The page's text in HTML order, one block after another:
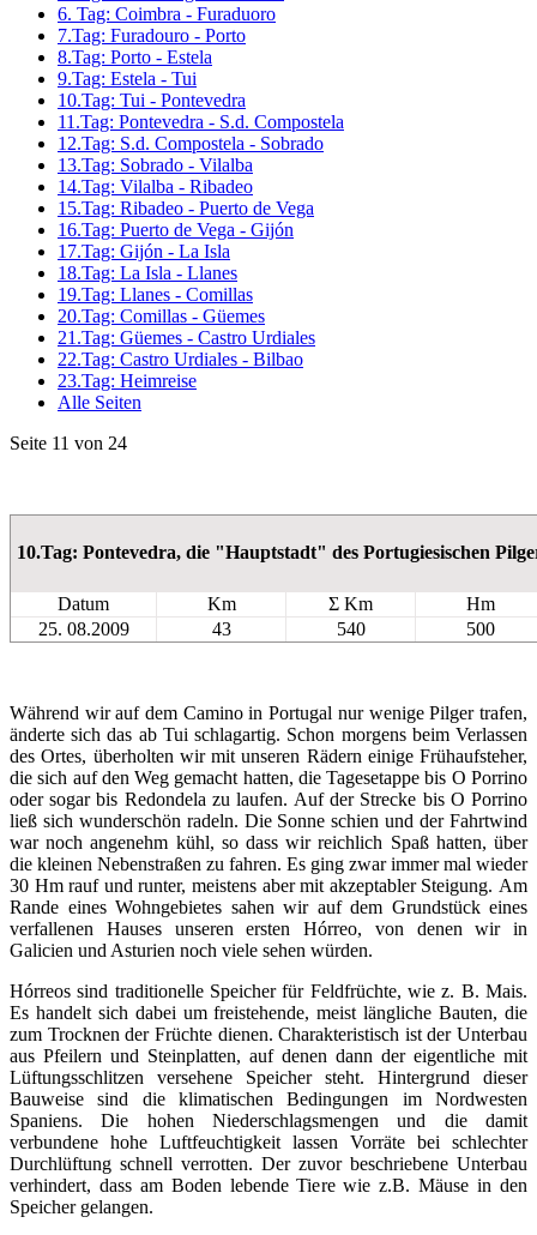
6. Tag: Coimbra - Furaduoro
7.Tag: Furadouro - Porto
8.Tag: Porto - Estela
9.Tag: Estela - Tui
10.Tag: Tui - Pontevedra
11.Tag: Pontevedra - S.d. Compostela
12.Tag: S.d. Compostela - Sobrado
13.Tag: Sobrado - Vilalba
14.Tag: Vilalba - Ribadeo
15.Tag: Ribadeo - Puerto de Vega
16.Tag: Puerto de Vega - Gijón
17.Tag: Gijón - La Isla
18.Tag: La Isla - Llanes
19.Tag: Llanes - Comillas
20.Tag: Comillas - Güemes
21.Tag: Güemes - Castro Urdiales
22.Tag: Castro Urdiales - Bilbao
23.Tag: Heimreise
Alle Seiten
Seite 11 von 24
10.Tag: Pontevedra, die "Hauptstadt" des Portugiesischen
Datum Km Σ Km
Hm
25. 08.2009
43 540 500
Während wir auf dem Camino in Portugal nur wenige Pilger trafen,
änderte sich das ab Tui schlagartig. Schon morgens beim Verlassen
des Ortes, überholten wir mit unseren Rädern einige Frühaufsteher,
die sich auf den Weg gemacht hatten, die Tagesetappe bis O Porrino
oder sogar bis Redondela zu laufen. Auf der Strecke bis O Porrino
ließ sich wunderschön radeln. Die Sonne schien und der Fahrtwind
war noch angenehm kühl, so dass wir reichlich Spaß hatten, über
die kleinen Nebenstraßen zu fahren. Es ging zwar immer mal wieder
30 Hm rauf und runter, meistens aber mit akzeptabler Steigung. Am
Rande eines Wohngebietes sahen wir auf dem Grundstück eines
verfallenen Hauses unseren ersten Hórreo, von denen wir in
Galicien und Asturien noch viele sehen würden.
Hórreos sind traditionelle Speicher für Feldfrüchte, wie z. B. Mais.
Es handelt sich dabei um freistehende, meist längliche Bauten, die
zum Trocknen der Früchte dienen. Charakteristisch ist der Unterbau
aus Pfeilern und Steinplatten, auf denen dann der eigentliche mit
Lüftungsschlitzen versehene Speicher steht. Hintergrund dieser
Bauweise sind die klimatischen Bedingungen im Nordwesten
Spaniens. Die hohen Niederschlagsmengen und die damit
verbundene hohe Luftfeuchtigkeit lassen Vorräte bei schlechter
Durchlüftung schnell verrotten. Der zuvor beschriebene Unterbau
verhindert, dass am Boden lebende Tiere wie z.B. Mäuse in den
Speicher gelangen.